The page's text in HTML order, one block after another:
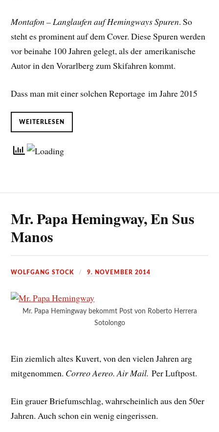
Montafon – Langlaufen auf Hemingways Spuren. So
steht es prominent auf dem Cover. Diese Spuren werden
vor beinahe 100 Jahren gelegt, als der amerikanische
Autor in den Vorarlberg zum Skifahren kommt.
Dass man mit einer solchen Reportage im Jahre 2015
WEITERLESEN
Mr. Papa Hemingway, En Sus
Manos
WOLFGANG STOCK 9. NOVEMBER 2014
Mr. Papa Hemingway bekommt Post von Roberto Herrera
Sotolongo
Ein ziemlich altes Kuvert, von den vielen Jahren arg
mitgenommen. Correo Aereo. Air Mail. Per Luftpost.
Ein grauer Briefumschlag, wahrscheinlich aus den 50er
Jahren. Auch schon ein wenig eingerissen.